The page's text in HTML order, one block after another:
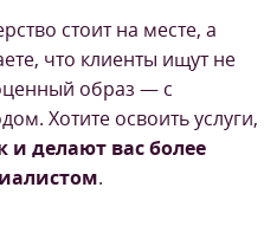
стоит на месте, а
что клиенты ищут не
образ — с
Хотите освоить услуги,
делают вас более
.